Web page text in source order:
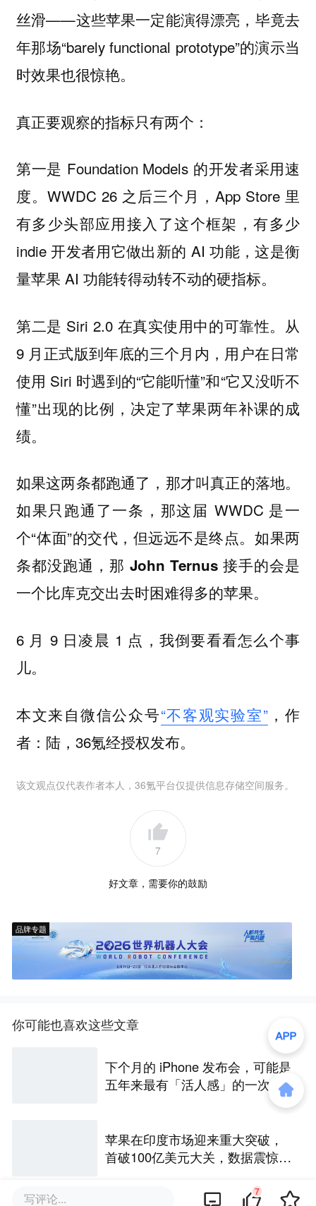
丝滑——这些苹果一定能演得漂亮，毕竟去
年那场“barely functional prototype”的演示当
时效果也很惊艳。
真正要观察的指标只有两个：
第一是 Foundation Models 的开发者采用速
度。WWDC 26 之后三个月，App Store 里
有多少头部应用接入了这个框架，有多少
indie 开发者用它做出新的 AI 功能，这是衡
量苹果 AI 功能转得动转不动的硬指标。
第二是 Siri 2.0 在真实使用中的可靠性。从
9 月正式版到年底的三个月内，用户在日常
使用 Siri 时遇到的“它能听懂”和“它又没听不
懂”出现的比例，决定了苹果两年补课的成
绩。
如果这两条都跑通了，那才叫真正的落地。
如果只跑通了一条，那这届 WWDC 是一
个“体面”的交代，但远远不是终点。 如果两
条都没跑通，那 John Ternus 接手的会是
一个比库克交出去时困难得多的苹果。
6 月 9 日凌晨 1 点，我倒要看看怎么个事
儿。
本文来自微信公众号“不客观实验室”，作
者：陆，36氪经授权发布。
该文观点仅代表作者本人，36氪平台仅提供信息存储空间服务。
7
好文章，需要你的鼓励
品牌专题
你可能也喜欢这些文章
下个月的 iPhone 发布会，可能是
五年来最有「活人感」的一次
苹果在印度市场迎来重大突破，
首破100亿美元大关，数据震惊世
写评论... 7